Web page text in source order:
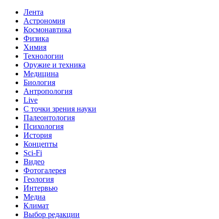
Лента
Астрономия
Космонавтика
Физика
Химия
Технологии
Оружие и техника
Медицина
Биология
Антропология
Live
С точки зрения науки
Палеонтология
Психология
История
Концепты
Sci-Fi
Видео
Фотогалерея
Геология
Интервью
Медиа
Климат
Выбор редакции